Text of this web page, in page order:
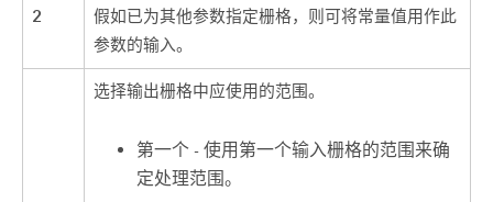
2
假如已为其他参数指定栅格，则可将常量值用作此
参数的输入。
选择输出栅格中应使用的范围。
第一个 - 使用第一个输入栅格的范围来确
定处理范围。